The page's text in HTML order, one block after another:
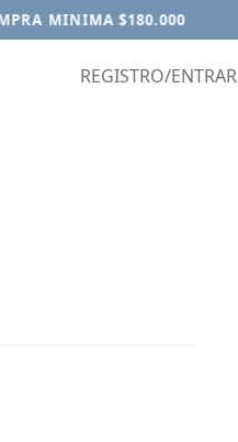
MINIMA $180.000
REGISTRO/ENTRAR